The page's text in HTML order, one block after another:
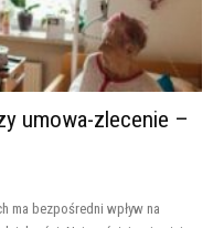
umowa-zlecenie –
ma bezpośredni wpływ na